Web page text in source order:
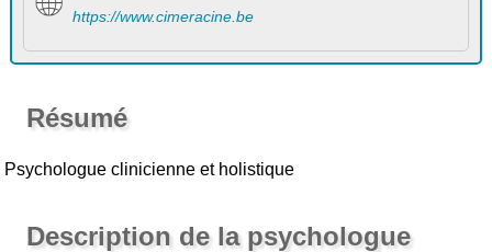
https://www.cimeracine.be
Résumé
Psychologue clinicienne et holistique
Description de la psychologue